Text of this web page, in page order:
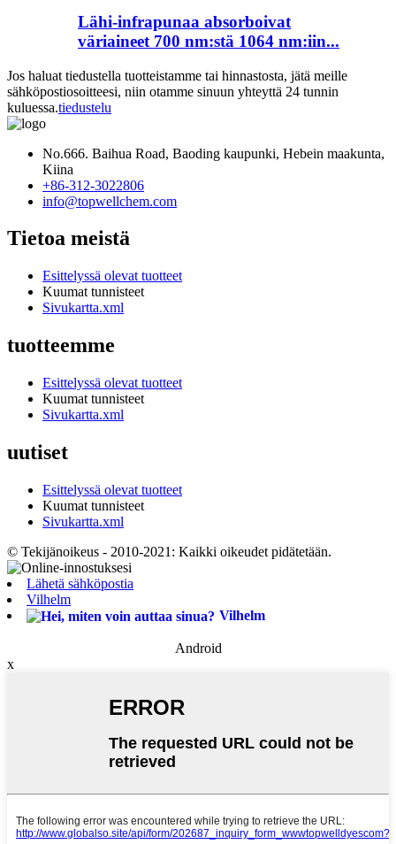
Lähi-infrapunaa absorboivat
väriaineet 700 nm:stä 1064 nm:iin...
Jos haluat tiedustella tuotteistamme tai hinnastosta, jätä meille
sähköpostiosoitteesi, niin otamme sinuun yhteyttä 24 tunnin
kuluessa.tiedustelu
No.666. Baihua Road, Baoding kaupunki, Hebein maakunta,
Kiina
+86-312-3022806
info@topwellchem.com
Tietoa meistä
Esittelyssä olevat tuotteet
Kuumat tunnisteet
Sivukartta.xml
tuotteemme
Esittelyssä olevat tuotteet
Kuumat tunnisteet
Sivukartta.xml
uutiset
Esittelyssä olevat tuotteet
Kuumat tunnisteet
Sivukartta.xml
© Tekijänoikeus - 2010-2021: Kaikki oikeudet pidätetään.
Lähetä sähköpostia
Vilhelm
Vilhelm
Android
x